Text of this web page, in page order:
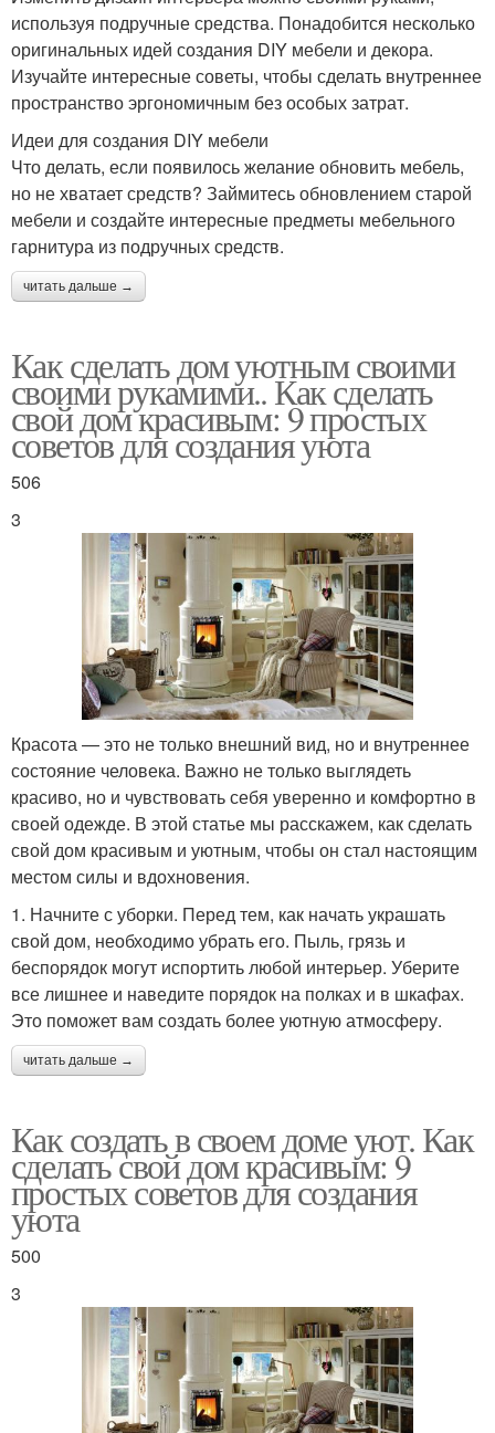
используя подручные средства. Понадобится несколько
оригинальных идей создания DIY мебели и декора.
Изучайте интересные советы, чтобы сделать внутреннее
пространство эргономичным без особых затрат.
Идеи для создания DIY мебели
Что делать, если появилось желание обновить мебель,
но не хватает средств? Займитесь обновлением старой
мебели и создайте интересные предметы мебельного
гарнитура из подручных средств.
читать дальше →
Как сделать дом уютным своими
своими рукамими.. Как сделать
свой дом красивым: 9 простых
советов для создания уюта
506
3
Красота — это не только внешний вид, но и внутреннее
состояние человека. Важно не только выглядеть
красиво, но и чувствовать себя уверенно и комфортно в
своей одежде. В этой статье мы расскажем, как сделать
свой дом красивым и уютным, чтобы он стал настоящим
местом силы и вдохновения.
1. Начните с уборки. Перед тем, как начать украшать
свой дом, необходимо убрать его. Пыль, грязь и
беспорядок могут испортить любой интерьер. Уберите
все лишнее и наведите порядок на полках и в шкафах.
Это поможет вам создать более уютную атмосферу.
читать дальше →
Как создать в своем доме уют. Как
сделать свой дом красивым: 9
простых советов для создания
уюта
500
3